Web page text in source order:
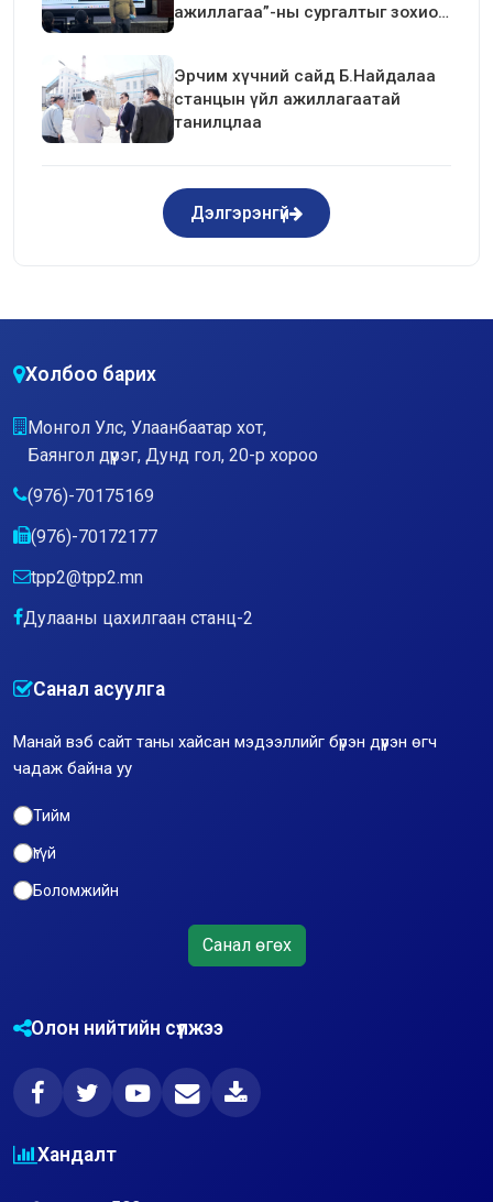
ажиллагаа”-ны сургалтыг зохион
Эрчим хүчний сайд Б.Найдалаа
станцын үйл ажиллагаатай
танилцлаа
Дэлгэрэнгүй
Холбоо барих
Монгол Улс, Улаанбаатар хот,
Баянгол дүүрэг, Дунд гол, 20-р хороо
(976)-70175169
(976)-70172177
tpp2@tpp2.mn
Дулааны цахилгаан станц-2
Санал асуулга
Манай вэб сайт таны хайсан мэдээллийг бүрэн дүүрэн өгч
чадаж байна уу
Тийм
Үгүй
Боломжийн
Санал өгөх
Олон нийтийн сүлжээ
Хандалт